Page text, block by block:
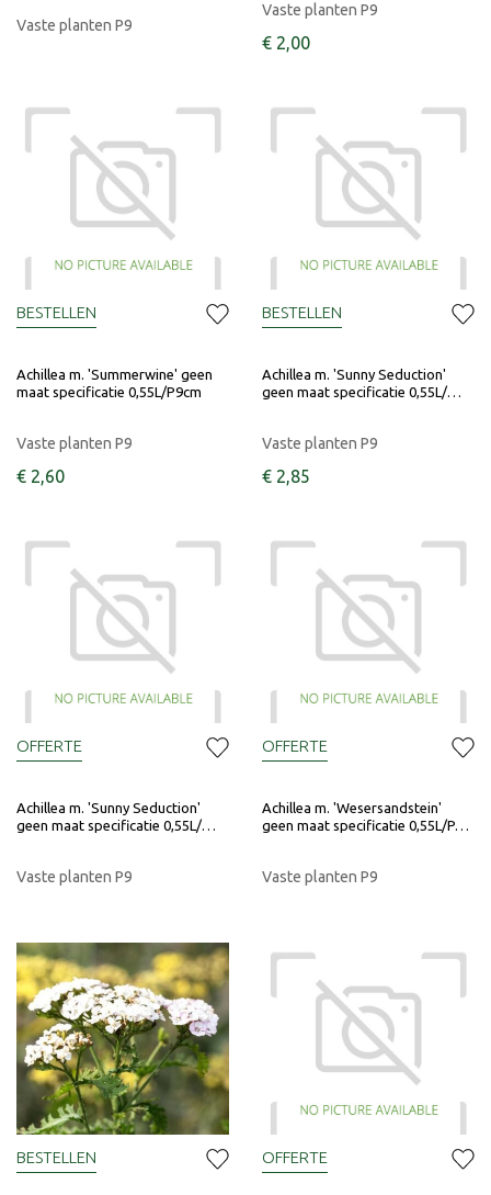
Vaste planten P9
Vaste planten P9
€ 2,00
Achillea m. 'Summerwine' geen
maat specificatie 0,55L/P9cm
Vaste planten P9
€ 2,60
BESTELLEN
Achillea m. 'Sunny Seduction'
geen maat specificatie 0,55L/…
Vaste planten P9
€ 2,85
BESTELLEN
Achillea m. 'Sunny Seduction'
geen maat specificatie 0,55L/…
Vaste planten P9
OFFERTE
Achillea m. 'Wesersandstein'
geen maat specificatie 0,55L/P…
Vaste planten P9
OFFERTE
BESTELLEN OFFERTE